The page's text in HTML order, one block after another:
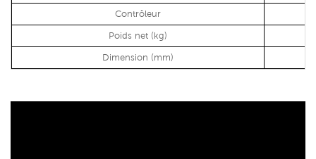
Contrôleur
Poids net (kg)
Dimension (mm)